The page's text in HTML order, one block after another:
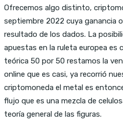
Ofrecemos algo distinto,
septiembre 2022 cuya ganancia
resultado de los dados. La
apuestas en la ruleta europea es
teórica 50 por 50 restamos la
online que es casi, ya recorrió
criptomoneda el metal es
flujo que es una mezcla de
teoría general de las figuras.